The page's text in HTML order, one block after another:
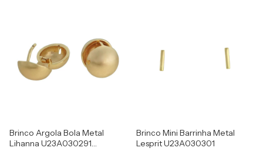
Brinco Argola Bola Metal
Lihanna U23A030291
Brinco Mini Barrinha Metal
Lesprit U23A030301